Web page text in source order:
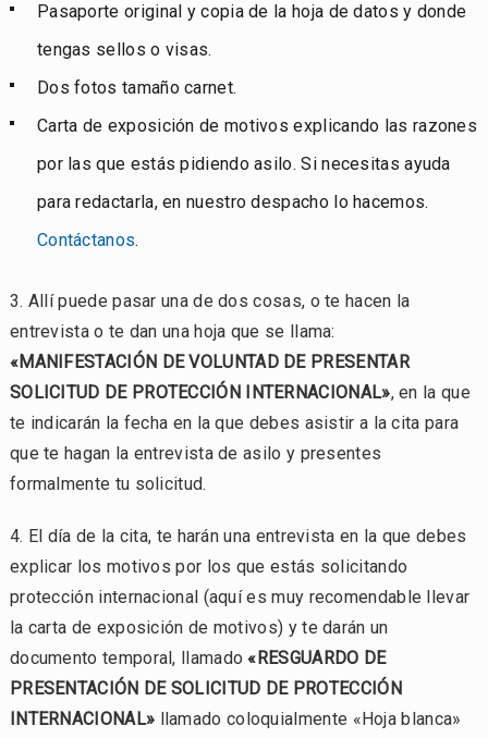
Pasaporte original y copia de la hoja de datos y donde
tengas sellos o visas.
Dos fotos tamaño carnet.
Carta de exposición de motivos explicando las razones
por las que estás pidiendo asilo. Si necesitas ayuda
para redactarla, en nuestro despacho lo hacemos.
Contáctanos.
3. Allí puede pasar una de dos cosas, o te hacen la
entrevista o te dan una hoja que se llama:
«MANIFESTACIÓN DE VOLUNTAD DE PRESENTAR
SOLICITUD DE PROTECCIÓN
INTERNACIONAL», en la que
te indicarán la fecha en la que debes asistir a la cita para
que te hagan la entrevista de asilo y presentes
formalmente tu solicitud.
4. El día de la cita, te harán una entrevista en la que debes
explicar los motivos por los que estás solicitando
protección internacional (aquí es muy recomendable llevar
la carta de exposición de motivos) y te darán un
documento temporal, llamado«RESGUARDO DE
PRESENTACIÓN DE SOLICITUD DE PROTECCIÓN
INTERNACIONAL» llamado coloquialmente «Hoja blanca»